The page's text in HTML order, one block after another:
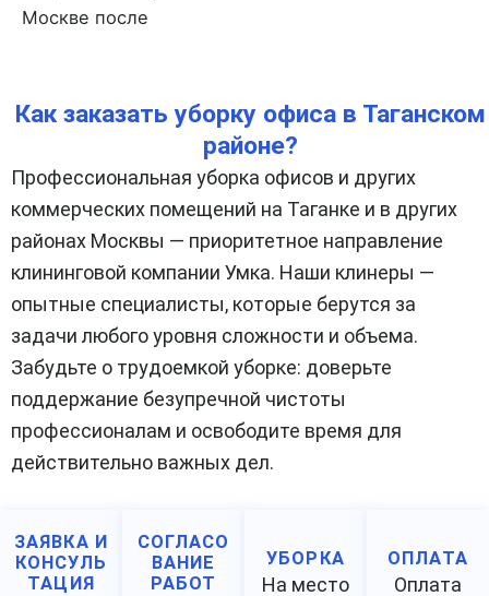
Как заказать уборку офиса в Таганском
районе?
Профессиональная уборка офисов и других
коммерческих помещений на Таганке и в других
районах Москвы — приоритетное направление
клининговой компании Умка. Наши клинеры —
опытные специалисты, которые берутся за
задачи любого уровня сложности и объема.
Забудьте о трудоемкой уборке: доверьте
поддержание безупречной чистоты
профессионалам и освободите время для
действительно важных дел.
ЗАЯВКА И
КОНСУЛЬ
ТАЦИЯ
СОГЛАСО
ВАНИЕ
РАБОТ
УБОРКА
На место
ОПЛАТА
Оплата